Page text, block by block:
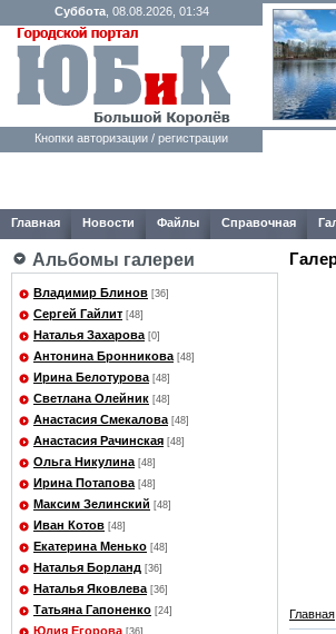
Суббота, 08.08.2026, 01:34
Кнопки авторизации / регистрации
Главная Новости Файлы Справочная
Альбомы галереи
Владимир Блинов [36]
Сергей Гайлит [48]
Наталья Захарова [0]
Антонина Бронникова [48]
Ирина Белотурова [48]
Светлана Олейник [48]
Анастасия Смекалова [48]
Анастасия Рачинская [48]
Ольга Никулина [48]
Ирина Потапова [48]
Максим Зелинский [48]
Иван Котов [48]
Екатерина Менько [48]
Наталья Борланд [36]
Наталья Яковлева [36]
Татьяна Гапоненко [24]
Юлия Егорова [36]
Главная